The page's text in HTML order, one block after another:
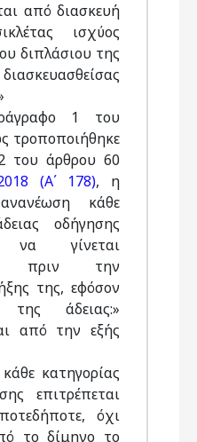
από διασκευή
ισχύος
διπλάσιου της
1 του
τροποποιήθηκε
του άρθρου 60
(Α΄ 178), η
κάθε
οδήγησης
να γίνεται
πριν την
της, εφόσον
άδειας:»
από την εξής
κατηγορίας
επιτρέπεται
όχι
το δίμηνο το